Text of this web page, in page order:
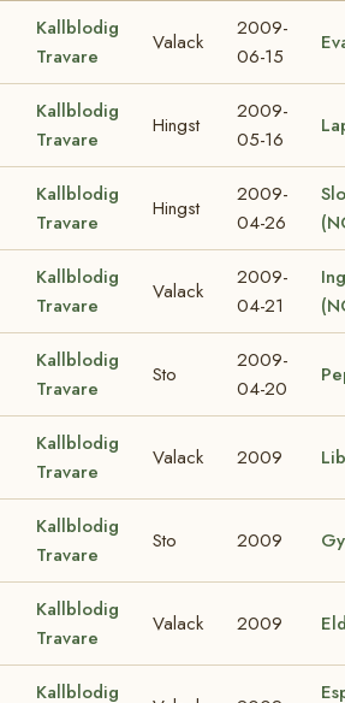
Kallblodig
Travare
Valack
2009-
06-15
Kallblodig
Travare
Hingst
2009-
05-16
Kallblodig
Travare
Hingst
2009-
04-26
Kallblodig
Travare
Valack
2009-
04-21
Kallblodig
Travare
Sto
2009-
04-20
Kallblodig
Travare
Valack 2009
Kallblodig
Travare
Sto 2009
Kallblodig
Travare
Valack 2009
Kallblodig